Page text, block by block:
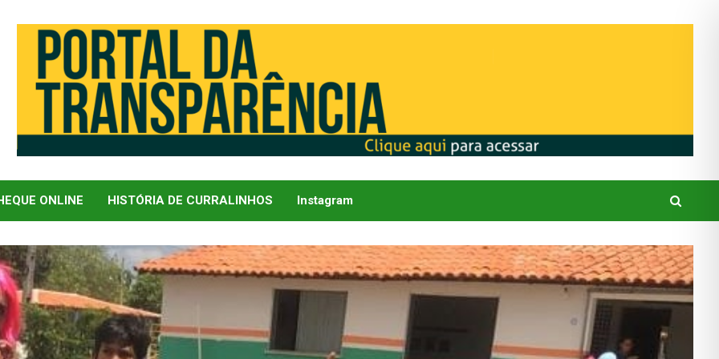
ONLINE HISTÓRIA DE CURRALINHOS Instagram